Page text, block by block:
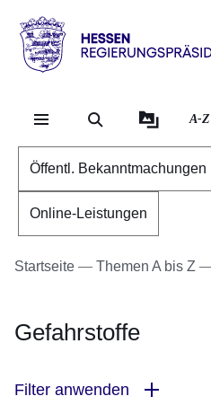
Hessen
RP
A-Z
Öffentl. Bekanntmachungen
Online-Leistungen
Startseite Themen A bis Z
Gefahrstoffe
Filter anwenden